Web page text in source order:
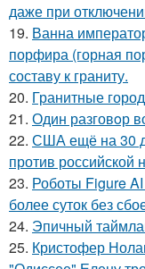
даже при
19. Ванна
порфира (горная
составу к граниту.
20. Гранитные
21. Один разговoр
22. США ещё на 30
против российской
23. Роботы Figure
более суток без
24. Эпичный
25. Кристофер